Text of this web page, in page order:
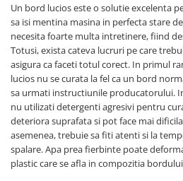
Un bord lucios este o solutie excelenta
sa isi mentina masina in perfecta stare
necesita foarte multa intretinere, fiind
Totusi, exista cateva lucruri pe care
asigura ca faceti totul corect. In primul
lucios nu se curata la fel ca un bord
sa urmati instructiunile producatorului.
nu utilizati detergenti agresivi pentru
deteriora suprafata si pot face mai
asemenea, trebuie sa fiti atenti si la
spalare. Apa prea fierbinte poate
plastic care se afla in compozitia